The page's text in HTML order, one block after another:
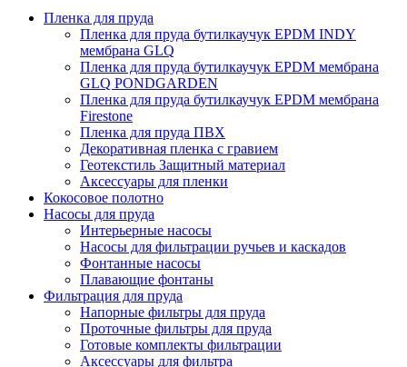
Пленка для пруда
Пленка для пруда бутилкаучук EPDM INDY
мембрана GLQ
Пленка для пруда бутилкаучук EPDM мембрана
GLQ PONDGARDEN
Пленка для пруда бутилкаучук EPDM мембрана
Firestone
Пленка для пруда ПВХ
Декоративная пленка с гравием
Геотекстиль Защитный материал
Аксессуары для пленки
Кокосовое полотно
Насосы для пруда
Интерьерные насосы
Насосы для фильтрации ручьев и каскадов
Фонтанные насосы
Плавающие фонтаны
Фильтрация для пруда
Напорные фильтры для пруда
Проточные фильтры для пруда
Готовые комплекты фильтрации
Аксессуары для фильтра